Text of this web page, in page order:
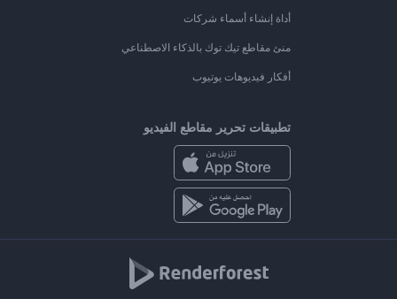
أداة إنشاء أسماء شركات
منئ مقاطع تيك توك بالذكاء الاصطناعي
أفكار فيديوهات يوتيوب
تطبيقات تحرير مقاطع الفيديو